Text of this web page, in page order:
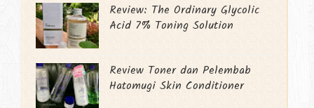
Review: The Ordinary Glycolic
Acid 7% Toning Solution
Review Toner dan Pelembab
Hatomugi Skin Conditioner